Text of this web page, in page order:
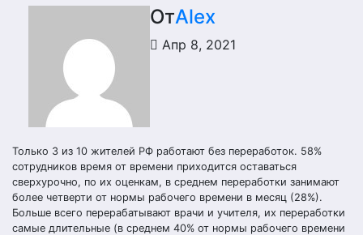
ОтAlex
Апр 8, 2021
Только 3 из 10 жителей РФ работают без переработок. 58%
сотрудников время от времени приходится оставаться
сверхурочно, по их оценкам, в среднем переработки занимают
более четверти от нормы рабочего времени в месяц (28%).
Больше всего перерабатывают врачи и учителя, их переработки
самые длительные (в среднем 40% от нормы рабочего времени